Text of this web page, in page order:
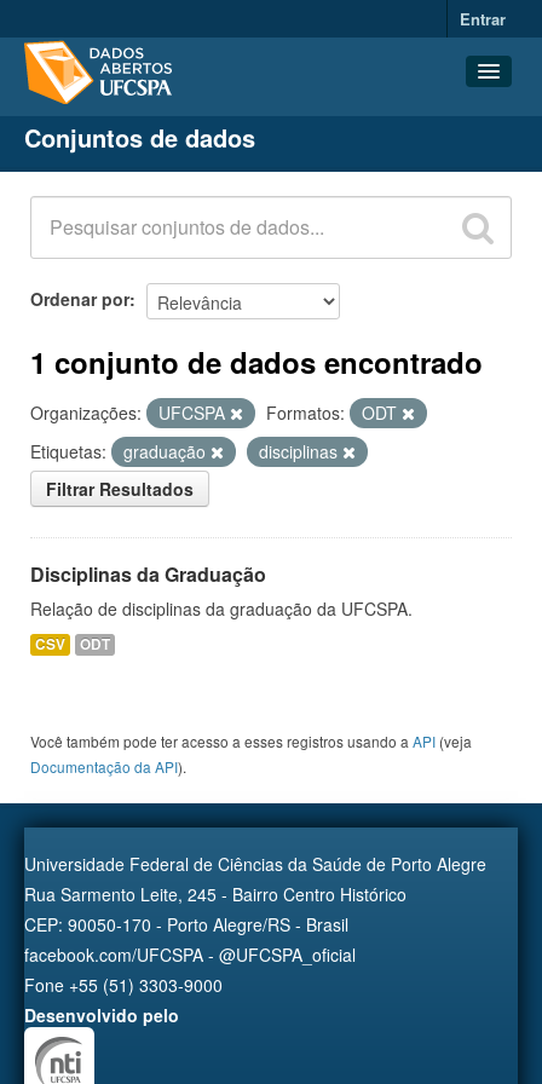
Entrar
Conjuntos de dados
Organizações
Grupos
Sobre
Conjuntos de dados
Ordenar por
1 conjunto de dados encontrado
Organizações: UFCSPA Formatos:
ODT
Etiquetas:
graduação
disciplinas
Filtrar Resultados
Disciplinas da Graduação
Relação de disciplinas da graduação da UFCSPA.
CSV ODT
Você também pode ter acesso a esses registros usando a API (veja
Documentação da API).
Universidade Federal de Ciências da Saúde de Porto Alegre
Rua Sarmento Leite, 245 - Bairro Centro Histórico
CEP: 90050-170 - Porto Alegre/RS - Brasil
facebook.com/UFCSPA - @UFCSPA_oficial
Fone +55 (51) 3303-9000
Desenvolvido pelo